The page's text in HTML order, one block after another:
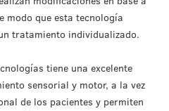
modo que esta tecnología
tratamiento individualizado.
tiene una excelente
sensorial y motor, a la vez
de los pacientes y permiten